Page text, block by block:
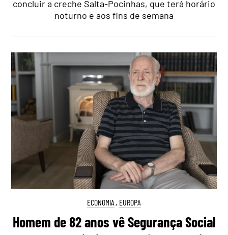
concluir a creche Salta-Pocinhas, que terá horário
noturno e aos fins de semana
ECONOMIA , EUROPA
Homem de 82 anos vê Segurança Social